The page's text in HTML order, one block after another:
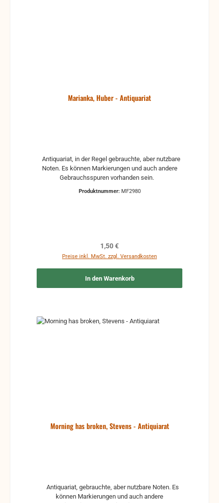
Marianka, Huber - Antiquariat
Noten. Es können Markierungen und auch andere
Produktnummer: MF2980
Regulärer Preis:
1,50 €
Preise inkl. MwSt. zzgl. Versandkosten
In den Warenkorb
Morning has broken, Stevens - Antiquiarat
können Markierungen und auch andere